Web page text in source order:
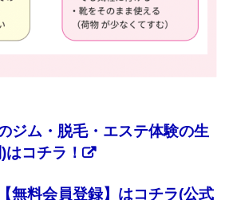
ジム・脱毛・エステ体験の生
コチラ！
無料会員登録】はコチラ(公式